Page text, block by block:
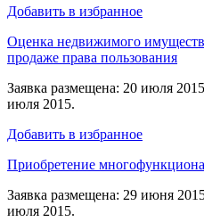
Добавить в избранное
Оценка недвижимого
продаже права пользования
Заявка размещена: 20 июля
июля 2015.
Добавить в избранное
Приобретение
Заявка размещена: 29 июня
июля 2015.